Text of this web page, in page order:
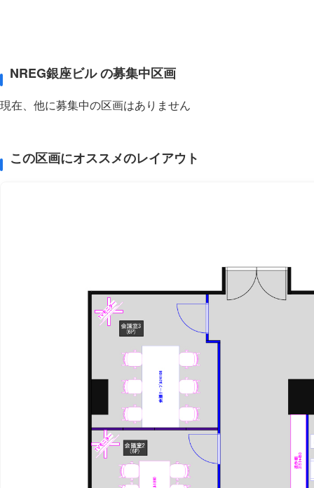
NREG銀座ビル の募集中区画
現在、他に募集中の区画はありません
この区画にオススメのレイアウト